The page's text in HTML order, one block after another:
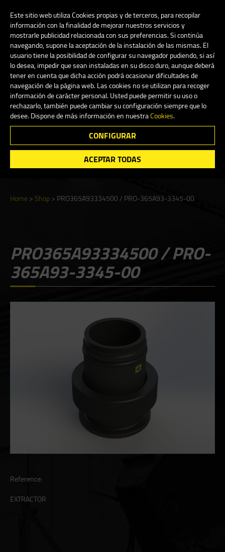
Este sitio web utiliza Cookies propias y de terceros, para recopilar
información con la finalidad de mejorar nuestros servicios y
mostrarle publicidad relacionada con sus preferencias. Si continúa
navegando, supone la aceptación de la instalación de las mismas. El
usuario tiene la posibilidad de configurar su navegador pudiendo, si así
lo desea, impedir que sean instaladas en su disco duro, aunque deberá
tener en cuenta que dicha acción podrá ocasionar dificultades de
navegación de la página web. Las cookies no se utilizan para recoger
información de carácter personal. Usted puede permitir su uso o
rechazarlo, también puede cambiar su configuración siempre que lo
desee. Dispone de más información en nuestraCookies.
CONFIGURAR
ACEPTAR TODAS
My Account
English
Shop
Search
Home>Shop>PRO365A93334500 / PRO-365A93-3345-00
PRO365A93334500 / PRO-
365A93-3345-00
Reference:
EXTRACTOR